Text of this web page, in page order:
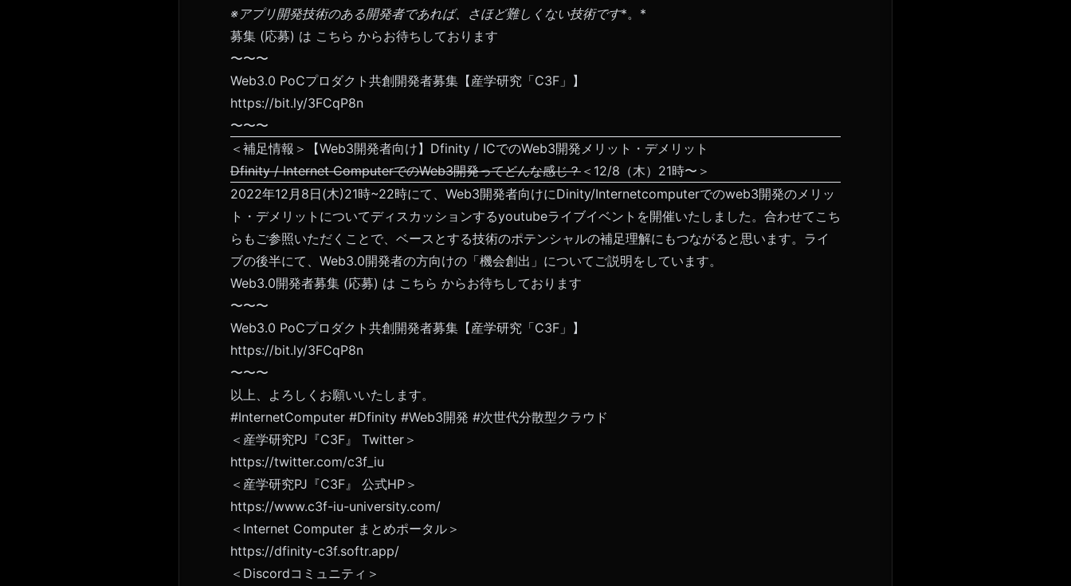
※アプリ開発技術のある開発者であれば、さほど難しくない技術です*。*
募集 (応募) は こちら からお待ちしております
〜〜〜
Web3.0 PoCプロダクト共創開発者募集【産学研究「C3F」】
https://bit.ly/3FCqP8n
〜〜〜
＜補足情報＞【Web3開発者向け】Dfinity / ICでのWeb3開発メリット・デメリット
Dfinity / Internet ComputerでのWeb3開発ってどんな感じ？ ＜12/8（木）21時〜＞
2022年12月8日(木)21時~22時にて、Web3開発者向けにDinity/Internetcomputerでのweb3開発のメリッ
ト・デメリットについてディスカッションするyoutubeライブイベントを開催いたしました。合わせてこち
らもご参照いただくことで、ベースとする技術のポテンシャルの補足理解にもつながると思います。ライ
ブの後半にて、Web3.0開発者の方向けの「機会創出」についてご説明をしています。
Web3.0開発者募集 (応募) は こちら からお待ちしております
〜〜〜
Web3.0 PoCプロダクト共創開発者募集【産学研究「C3F」】
https://bit.ly/3FCqP8n
〜〜〜
以上、よろしくお願いいたします。
#InternetComputer #Dfinity #Web3開発 #次世代分散型クラウド
＜産学研究PJ『C3F』 Twitter＞
https://twitter.com/c3f_iu
＜産学研究PJ『C3F』 公式HP＞
https://www.c3f-iu-university.com/
＜Internet Computer まとめポータル＞
https://dfinity-c3f.softr.app/
＜Discordコミュニティ＞